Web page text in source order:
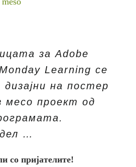
за Adobe
Learning се
на постер
месо проект од
…
со пријателите!